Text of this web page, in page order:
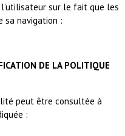
sur le fait que les
sa navigation :
DE LA POLITIQUE
peut être consultée à
: